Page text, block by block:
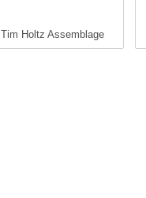
Tim Holtz Assemblage